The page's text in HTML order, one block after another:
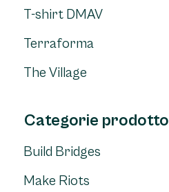
T-shirt DMAV
Terraforma
The Village
Categorie prodotto
Build Bridges
Make Riots